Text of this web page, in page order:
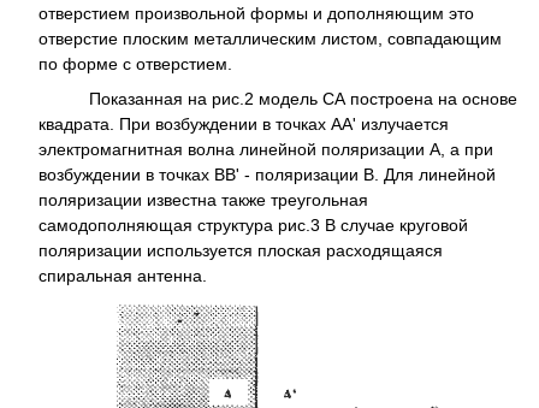
отверстием произвольной формы и дополняющим это
отверстие плоским металлическим листом, совпадающим
по форме с отверстием.
Показанная на рис.2 модель СА построена на основе
квадрата. При возбуждении в точках АА' излучается
электромагнитная волна линейной поляризации А, а при
возбуждении в точках ВВ' - поляризации В. Для линейной
поляризации известна также треугольная
самодополняющая структура рис.3 В случае круговой
поляризации используется плоская расходящаяся
спиральная антенна.